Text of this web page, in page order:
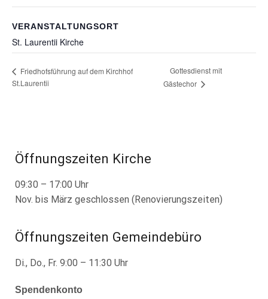
VERANSTALTUNGSORT
St. Laurentii Kirche
Friedhofsführung auf dem Kirchhof
St.Laurentii
Gottesdienst mit
Gästechor
Öffnungszeiten Kirche
09:30 – 17:00 Uhr
Nov. bis März geschlossen (Renovierungszeiten)
Öffnungszeiten Gemeindebüro
Di., Do., Fr. 9:00 – 11:30 Uhr
Spendenkonto